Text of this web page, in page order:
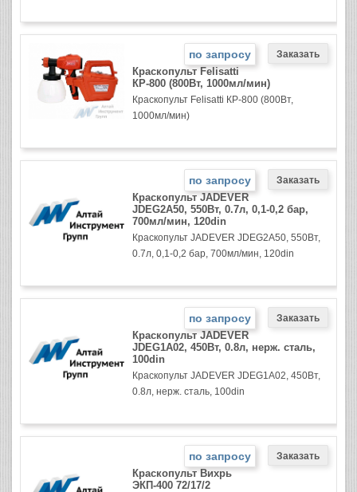
по запросу
Краскопульт Felisatti
КР-800 (800Вт, 1000мл/мин)
Краскопульт Felisatti КР-800 (800Вт,
1000мл/мин)
по запросу
Краскопульт JADEVER
JDEG2A50, 550Вт, 0.7л, 0,1-0,2 бар,
700мл/мин, 120din
Краскопульт JADEVER JDEG2A50, 550Вт,
0.7л, 0,1-0,2 бар, 700мл/мин, 120din
по запросу
Краскопульт JADEVER
JDEG1A02, 450Вт, 0.8л, нерж. сталь,
100din
Краскопульт JADEVER JDEG1A02, 450Вт,
0.8л, нерж. сталь, 100din
по запросу
Краскопульт Вихрь
ЭКП-400 72/17/2